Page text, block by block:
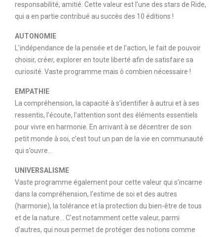
responsabilité, amitié. Cette valeur est l’une des stars de Ride,
qui a en partie contribué au succès des 10 éditions !
AUTONOMIE
L’indépendance de la pensée et de l’action, le fait de pouvoir
choisir, créer, explorer en toute liberté afin de satisfaire sa
curiosité. Vaste programme mais ô combien nécessaire !
EMPATHIE
La compréhension, la capacité à s’identifier à autrui et à ses
ressentis, l’écoute, l’attention sont des éléments essentiels
pour vivre en harmonie. En arrivant à se décentrer de son
petit monde à soi, c’est tout un pan de la vie en communauté
qui s’ouvre…
UNIVERSALISME
Vaste programme également pour cette valeur qui s’incarne
dans la compréhension, l’estime de soi et des autres
(harmonie), la tolérance et la protection du bien-être de tous
et de la nature… C’est notamment cette valeur, parmi
d’autres, qui nous permet de protéger des notions comme